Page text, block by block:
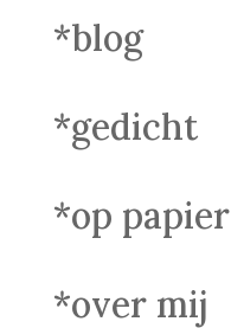
*blog
*gedicht
*op papier
*over mij